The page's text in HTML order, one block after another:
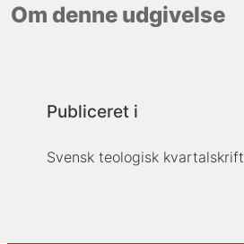
Om denne udgivelse
Publiceret i
Svensk teologisk kvartalskrift